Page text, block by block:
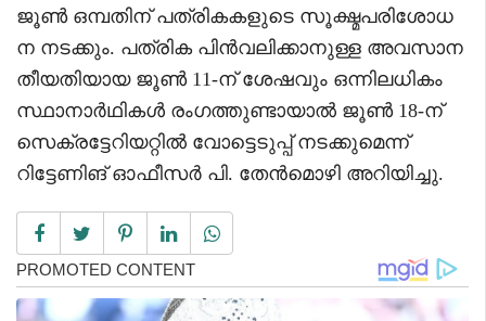
ജൂൺ ഒമ്പതിന് പത്രികകളുടെ സൂക്ഷ്മപരിശോധ
ന നടക്കും. പത്രിക പിൻവലിക്കാനുള്ള അവസാന
തീയതിയായ ജൂൺ 11-ന് ശേഷവും ഒന്നിലധികം
സ്ഥാനാർഥികൾ രംഗത്തുണ്ടായാൽ ജൂൺ 18-ന്
സെക്രട്ടേറിയറ്റിൽ വോട്ടെടുപ്പ് നടക്കുമെന്ന്
റിട്ടേണിങ് ഓഫീസർ പി. തേൻമൊഴി അറിയിച്ചു.